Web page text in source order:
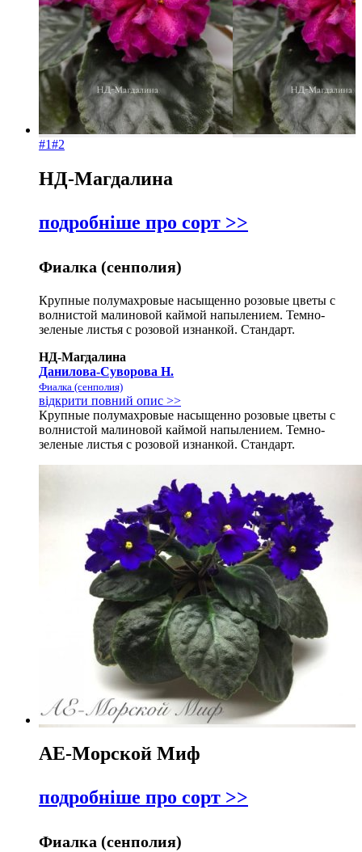
#1#2
НД-Магдалина
подробніше про сорт >>
Фиалка (сенполия)
Крупные полумахровые насыщенно розовые цветы с
волнистой малиновой каймой напылением. Темно-
зеленые листья с розовой изнанкой. Стандарт.
НД-Магдалина
Данилова-Суворова Н.
Фиалка (сенполия)
відкрити повний опис >>
Крупные полумахровые насыщенно розовые цветы с
волнистой малиновой каймой напылением. Темно-
зеленые листья с розовой изнанкой. Стандарт.
АЕ-Морской Миф
подробніше про сорт >>
Фиалка (сенполия)